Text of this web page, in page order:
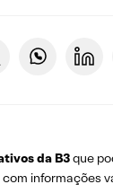
da B3que
informações